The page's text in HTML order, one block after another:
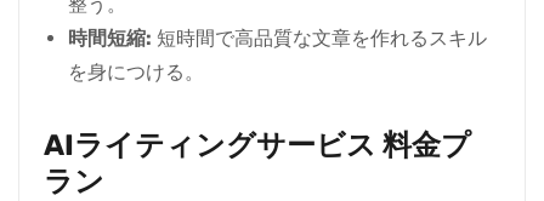
整う。
時間短縮: 短時間で高品質な文章を作れるスキル
を身につける。
AIライティングサービス 料金プ
ラン